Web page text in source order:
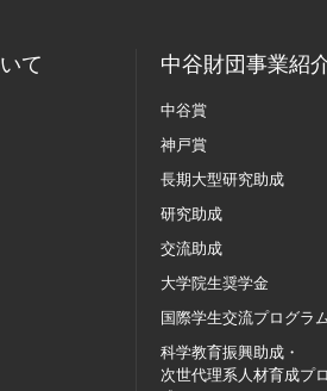
て 中谷財団事業紹
中谷賞
神戸賞
長期大型研究助成
研究助成
交流助成
大学院生奨学金
国際学生交流プログラ
科学教育振興助成・
次世代理系人材育成プ